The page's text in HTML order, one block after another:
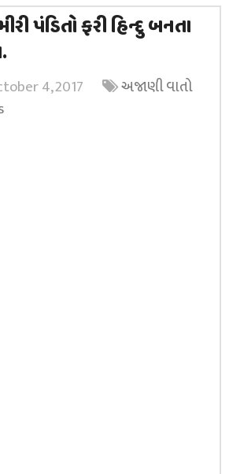
પંડિતો ફરી હિન્દુ બનતા
4, 2017
અજાણી વાતો